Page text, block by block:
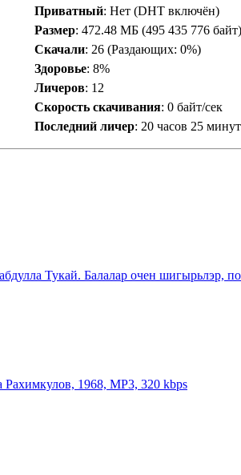
Приватный: Нет (DHT включён)
Размер: 472.48 МБ (495 435 776 байт)
Скачали: 26 (Раздающих: 0%)
Здоровье: 8%
Личеров: 12
Скорость скачивания: 0 байт/сек
Последний личер: 20 часов 25
Тукай. Балалар очен шигырьлэр,
Рахимкулов, 1968, MP3, 320 kbps